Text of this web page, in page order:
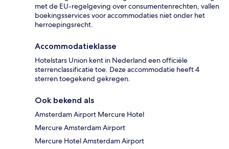
met de EU-regelgeving over consumentenrechten, vallen
boekingsservices voor accommodaties niet onder het
herroepingsrecht.
Accommodatieklasse
Hotelstars Union kent in Nederland een officiële
sterrenclassificatie toe. Deze accommodatie heeft 4
sterren toegekend gekregen.
Ook bekend als
Amsterdam Airport Mercure Hotel
Mercure Amsterdam Airport
Mercure Hotel Amsterdam Airport